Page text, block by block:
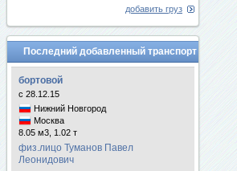
добавить груз
Последний добавленный транспорт
бортовой
с 28.12.15
Нижний Новгород
Москва
8.05 м3, 1.02 т
физ.лицо Туманов Павел
Леонидович